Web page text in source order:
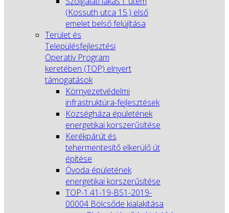
(Kossuth utca 15.) első
emelet belső felújítása
Terület és
Településfejlesztési
Operatív Program
keretében (TOP) elnyert
támogatások
Környezetvédelmi
infrastruktúra-fejlesztések
Községháza épületének
energetikai korszerűsítése
Kerékpárút és
tehermentesítő elkerülő út
építése
Óvoda épületének
energetikai korszerűsítése
TOP-1.41-19-BS1-2019-
00004 Bölcsőde kialakítása